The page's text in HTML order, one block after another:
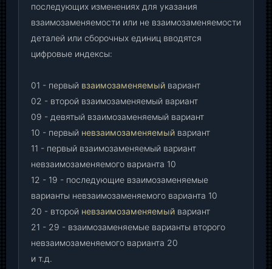
последующих изменениях для указания
взаимозаменяемости или не взаимозаменяемости
деталей или сборочных единиц вводятся
цифровые индексы:
01 - первый взаимозаменяемый вариант
02 - второй взаимозаменяемый вариант
09 - девятый взаимозаменяемый вариант
10 - первый невзаимозаменяемый вариант
11 - первый взаимозаменяемый вариант
невзаимозаменяемого варианта 10
12 - 19 - последующие взаимозаменяемые
варианты невзаимозаменяемого варианта 10
20 - второй невзаимозаменяемый вариант
21 - 29 - взаимозаменяемые варианты второго
невзаимозаменяемого варианта 20
и т.д.